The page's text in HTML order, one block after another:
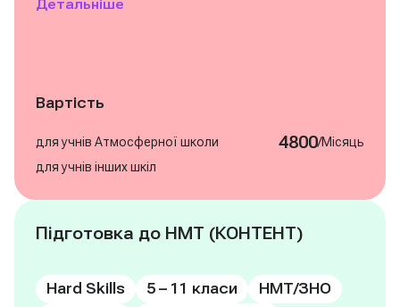
Детальніше
Вартість
для учнів Атмосферної школи 4800/Місяць
для учнів інших шкіл
Записатись на курс
Підготовка до НМТ (КОНТЕНТ)
Hard Skills 5 – 11 класи
НМТ/ЗНО